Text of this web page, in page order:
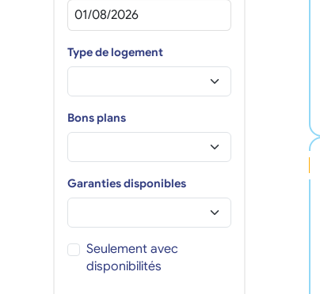
Type de logement
Bons plans
Garanties disponibles
Seulement avec
disponibilités